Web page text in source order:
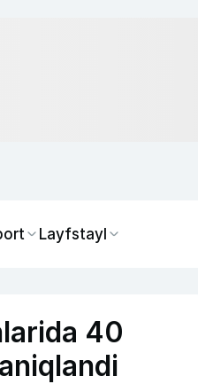
Layfstayl
40